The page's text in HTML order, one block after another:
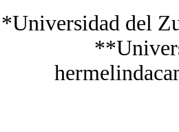
*Universidad del